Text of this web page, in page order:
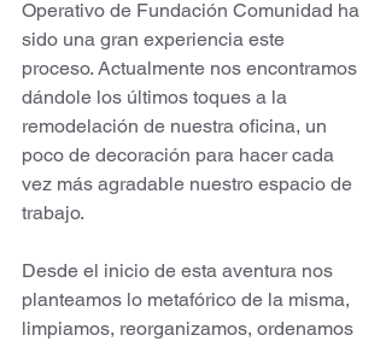
Operativo de Fundación Comunidad ha
sido una gran experiencia este
proceso. Actualmente nos encontramos
dándole los últimos toques a la
remodelación de nuestra oficina, un
poco de decoración para hacer cada
vez más agradable nuestro espacio de
trabajo.
Desde el inicio de esta aventura nos
planteamos lo metafórico de la misma,
limpiamos, reorganizamos, ordenamos